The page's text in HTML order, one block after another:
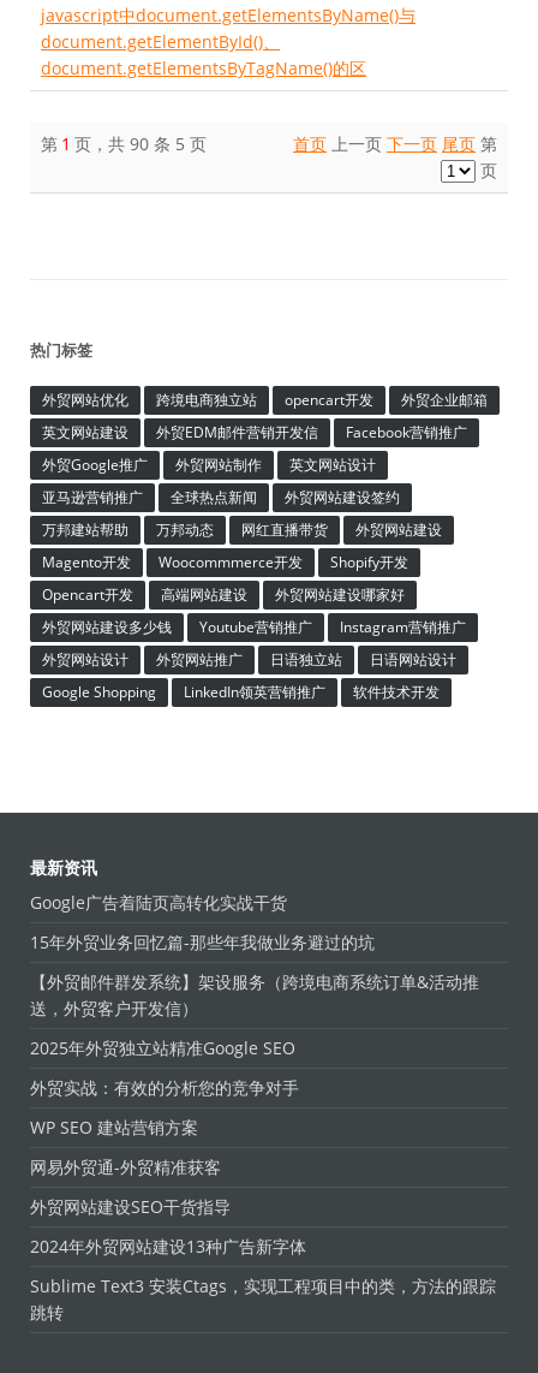
javascript中document.getElementsByName()与
document.getElementById()、
document.getElementsByTagName()的区
第 1 页，共 90 条 5 页 首页 上一页 下一页 尾页 第
页
热门标签
外贸网站优化 跨境电商独立站 opencart开发
外贸企业邮箱
英文网站建设
外贸EDM邮件营销开发信
Facebook营销推广
外贸Google推广
外贸网站制作
英文网站设计
亚马逊营销推广
全球热点新闻
外贸网站建设签约
万邦建站帮助
万邦动态 网红直播带货
外贸网站建设
Magento开发
Woocommmerce开发
Shopify开发
Opencart开发
高端网站建设
外贸网站建设哪家好
外贸网站建设多少钱
Youtube营销推广
Instagram营销推广
外贸网站设计
外贸网站推广 日语独立站
日语网站设计
Google Shopping
LinkedIn领英营销推广 软件技术开发
最新资讯
Google广告着陆页高转化实战干货
15年外贸业务回忆篇-那些年我做业务避过的坑
【外贸邮件群发系统】架设服务（跨境电商系统订单&活动推
送，外贸客户开发信）
2025年外贸独立站精准Google SEO
外贸实战：有效的分析您的竞争对手
WP SEO 建站营销方案
网易外贸通-外贸精准获客
外贸网站建设SEO干货指导
2024年外贸网站建设13种广告新字体
Sublime Text3 安装Ctags，实现工程项目中的类，方法的跟踪
跳转